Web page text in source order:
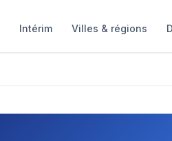
Intérim Villes & régions